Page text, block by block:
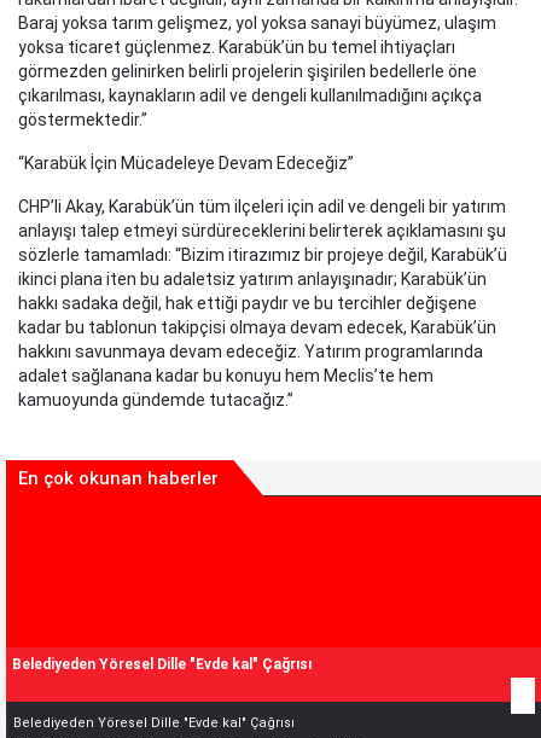
Baraj yoksa tarım gelişmez, yol yoksa sanayi büyümez, ulaşım
yoksa ticaret güçlenmez. Karabük’ün bu temel ihtiyaçları
görmezden gelinirken belirli projelerin şişirilen bedellerle öne
çıkarılması, kaynakların adil ve dengeli kullanılmadığını açıkça
göstermektedir.”
“Karabük İçin Mücadeleye Devam Edeceğiz”
CHP’li Akay, Karabük’ün tüm ilçeleri için adil ve dengeli bir yatırım
anlayışı talep etmeyi sürdüreceklerini belirterek açıklamasını şu
sözlerle tamamladı: “Bizim itirazımız bir projeye değil, Karabük’ü
ikinci plana iten bu adaletsiz yatırım anlayışınadır; Karabük’ün
hakkı sadaka değil, hak ettiği paydır ve bu tercihler değişene
kadar bu tablonun takipçisi olmaya devam edecek, Karabük’ün
hakkını savunmaya devam edeceğiz. Yatırım programlarında
adalet sağlanana kadar bu konuyu hem Meclis’te hem
kamuoyunda gündemde tutacağız.”
En çok okunan haberler
Belediyeden Yöresel Dille "Evde kal" Çağrısı
Belediyeden Yöresel Dille "Evde kal" Çağrısı